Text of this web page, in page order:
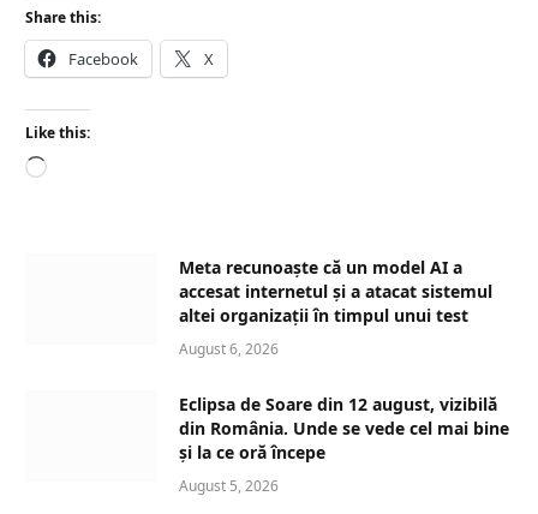
Share this:
Facebook X
Like this:
L
Meta recunoaște că un model AI a
accesat internetul și a atacat sistemul
altei organizații în timpul unui test
August 6, 2026
Eclipsa de Soare din 12 august, vizibilă
din România. Unde se vede cel mai bine
și la ce oră începe
August 5, 2026